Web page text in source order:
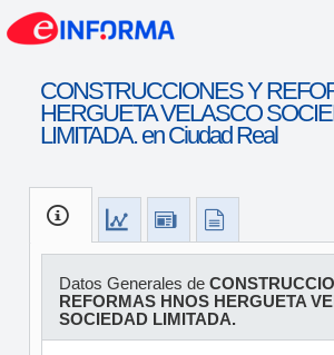
CONSTRUCCIONES Y
HERGUETA VELASCO
LIMITADA. en Ciudad Real
Datos Generales de
REFORMAS HNOS HERGUETA
SOCIEDAD LIMITADA.